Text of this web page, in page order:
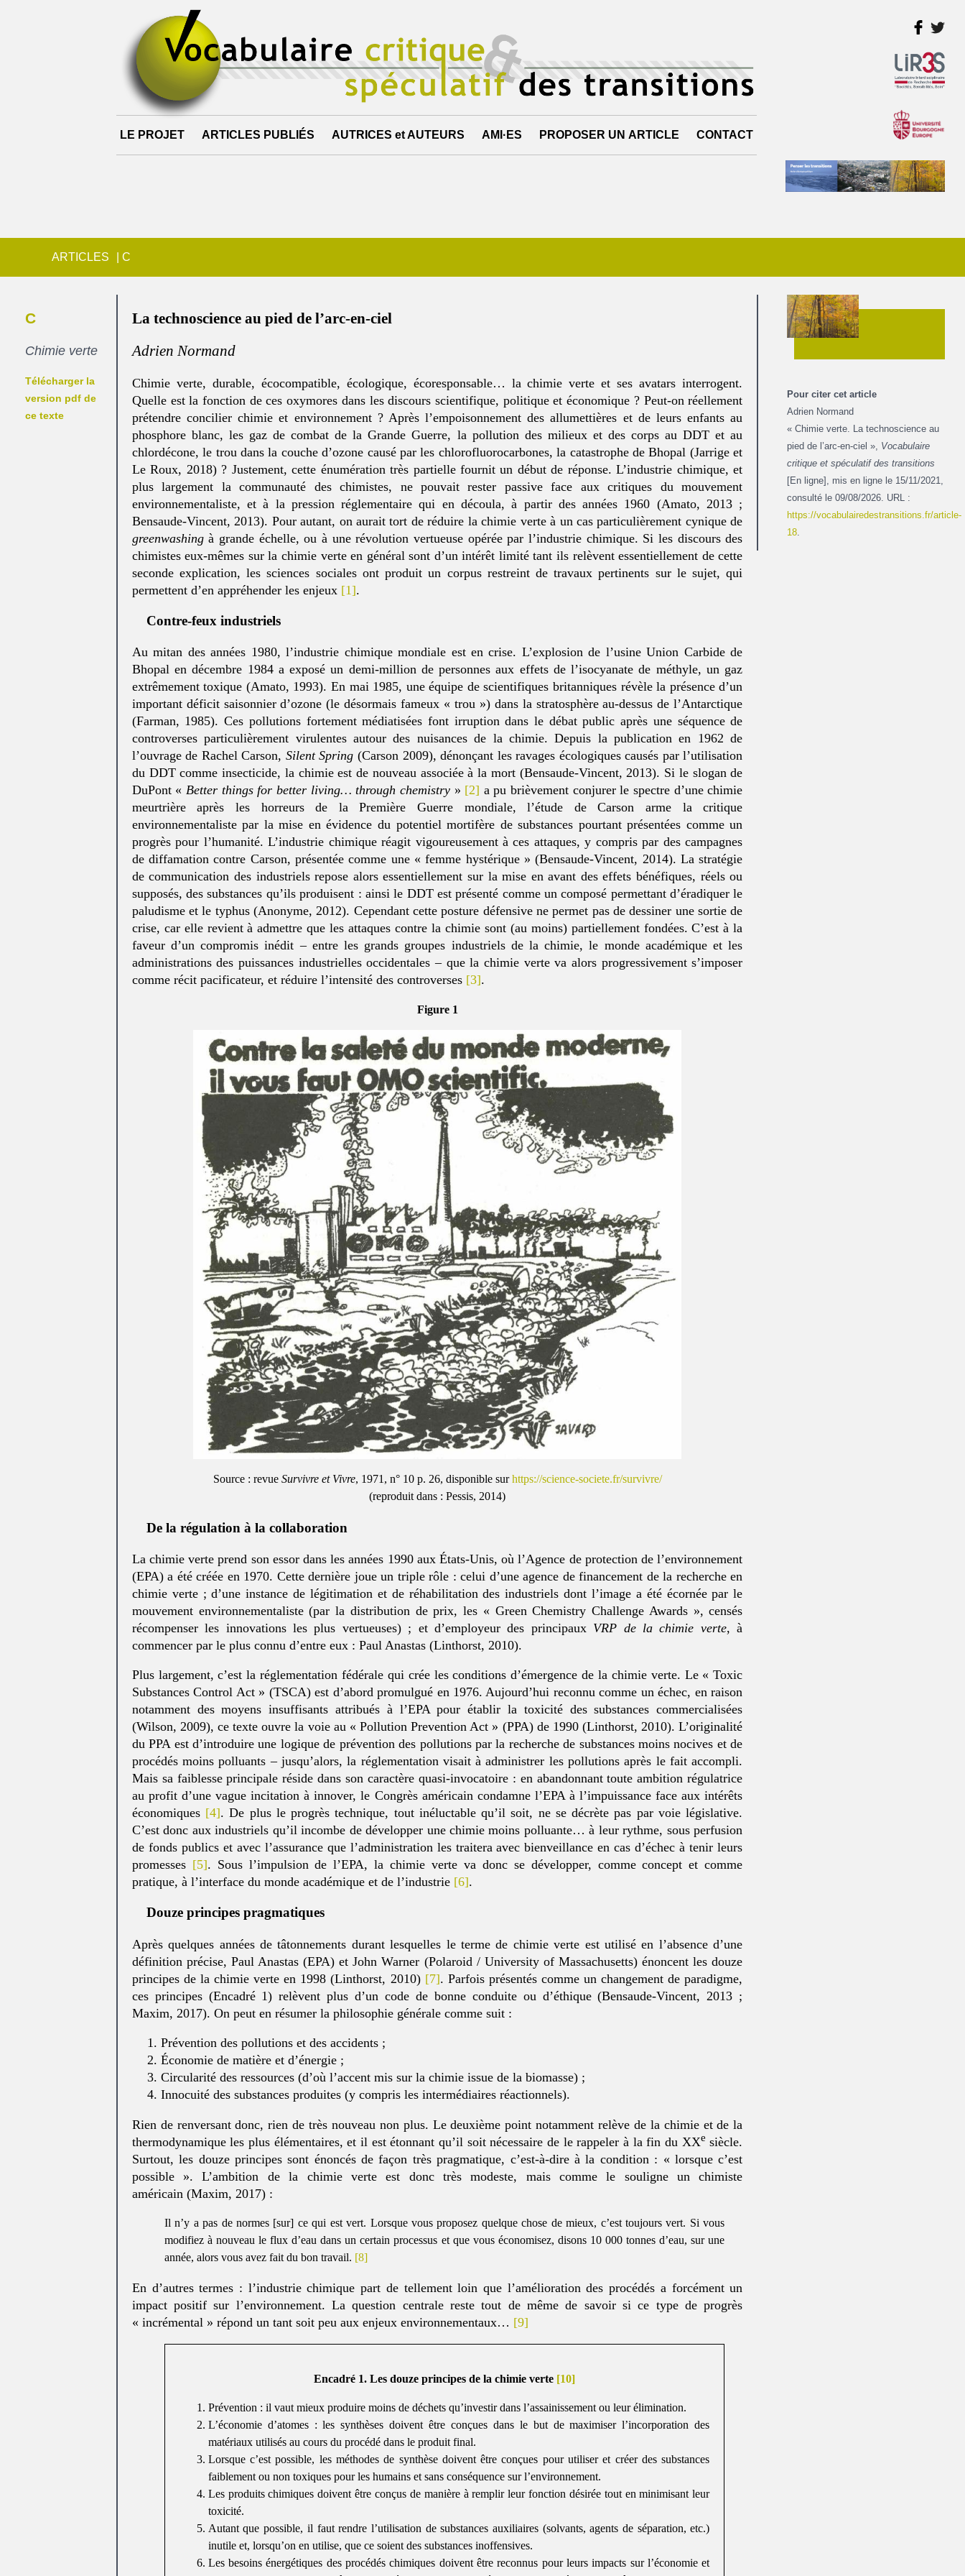
LE PROJET ARTICLES PUBLIÉS AUTRICES et AUTEURS AMI·ES PROPOSER UN ARTICLE CONTACT
ARTICLES |C
C
Chimie verte
Télécharger la
version pdf de
ce texte
La technoscience au pied de l’arc-en-ciel
Adrien Normand
Chimie verte, durable, écocompatible, écologique, écoresponsable… la chimie verte et ses avatars interrogent.
Quelle est la fonction de ces oxymores dans les discours scientifique, politique et économique ? Peut-on réellement
prétendre concilier chimie et environnement ? Après l’empoisonnement des allumettières et de leurs enfants au
phosphore blanc, les gaz de combat de la Grande Guerre, la pollution des milieux et des corps au DDT et au
chlordécone, le trou dans la couche d’ozone causé par les chlorofluorocarbones, la catastrophe de Bhopal (Jarrige et
Le Roux, 2018) ? Justement, cette énumération très partielle fournit un début de réponse. L’industrie chimique, et
plus largement la communauté des chimistes, ne pouvait rester passive face aux critiques du mouvement
environnementaliste, et à la pression réglementaire qui en découla, à partir des années 1960 (Amato, 2013 ;
Bensaude-Vincent, 2013). Pour autant, on aurait tort de réduire la chimie verte à un cas particulièrement cynique de
greenwashingà grande échelle, ou à une révolution vertueuse opérée par l’industrie chimique. Si les discours des
chimistes eux-mêmes sur la chimie verte en général sont d’un intérêt limité tant ils relèvent essentiellement de cette
seconde explication, les sciences sociales ont produit un corpus restreint de travaux pertinents sur le sujet, qui
permettent d’en appréhender les enjeux [1].
Contre-feux industriels
Au mitan des années 1980, l’industrie chimique mondiale est en crise. L’explosion de l’usine Union Carbide de
Bhopal en décembre 1984 a exposé un demi-million de personnes aux effets de l’isocyanate de méthyle, un gaz
extrêmement toxique (Amato, 1993). En mai 1985, une équipe de scientifiques britanniques révèle la présence d’un
important déficit saisonnier d’ozone (le désormais fameux « trou ») dans la stratosphère au-dessus de l’Antarctique
(Farman, 1985). Ces pollutions fortement médiatisées font irruption dans le débat public après une séquence de
controverses particulièrement virulentes autour des nuisances de la chimie. Depuis la publication en 1962 de
l’ouvrage de Rachel Carson, Silent Spring (Carson 2009), dénonçant les ravages écologiques causés par l’utilisation
du DDT comme insecticide, la chimie est de nouveau associée à la mort (Bensaude-Vincent, 2013). Si le slogan de
DuPont «Better things for better living… through chemistry» [2] a pu brièvement conjurer le spectre d’une chimie
meurtrière après les horreurs de la Première Guerre mondiale, l’étude de Carson arme la critique
environnementaliste par la mise en évidence du potentiel mortifère de substances pourtant présentées comme un
progrès pour l’humanité. L’industrie chimique réagit vigoureusement à ces attaques, y compris par des campagnes
de diffamation contre Carson, présentée comme une « femme hystérique » (Bensaude-Vincent, 2014). La stratégie
de communication des industriels repose alors essentiellement sur la mise en avant des effets bénéfiques, réels ou
supposés, des substances qu’ils produisent : ainsi le DDT est présenté comme un composé permettant d’éradiquer le
paludisme et le typhus (Anonyme, 2012). Cependant cette posture défensive ne permet pas de dessiner une sortie de
crise, car elle revient à admettre que les attaques contre la chimie sont (au moins) partiellement fondées. C’est à la
faveur d’un compromis inédit – entre les grands groupes industriels de la chimie, le monde académique et les
administrations des puissances industrielles occidentales – que la chimie verte va alors progressivement s’imposer
comme récit pacificateur, et réduire l’intensité des controverses [3].
Figure 1
Source : revue Survivre et Vivre, 1971, n° 10 p. 26, disponible surhttps://science-societe.fr/survivre/
(reproduit dans : Pessis, 2014)
De la régulation à la collaboration
La chimie verte prend son essor dans les années 1990 aux États-Unis, où l’Agence de protection de l’environnement
(EPA) a été créée en 1970. Cette dernière joue un triple rôle : celui d’une agence de financement de la recherche en
chimie verte ; d’une instance de légitimation et de réhabilitation des industriels dont l’image a été écornée par le
mouvement environnementaliste (par la distribution de prix, les « Green Chemistry Challenge Awards », censés
récompenser les innovations les plus vertueuses) ; et d’employeur des principaux VRP de la chimie verte, à
commencer par le plus connu d’entre eux : Paul Anastas (Linthorst, 2010).
Plus largement, c’est la réglementation fédérale qui crée les conditions d’émergence de la chimie verte. Le « Toxic
Substances Control Act » (TSCA) est d’abord promulgué en 1976. Aujourd’hui reconnu comme un échec, en raison
notamment des moyens insuffisants attribués à l’EPA pour établir la toxicité des substances commercialisées
(Wilson, 2009), ce texte ouvre la voie au « Pollution Prevention Act » (PPA) de 1990 (Linthorst, 2010). L’originalité
du PPA est d’introduire une logique de prévention des pollutions par la recherche de substances moins nocives et de
procédés moins polluants – jusqu’alors, la réglementation visait à administrer les pollutions après le fait accompli.
Mais sa faiblesse principale réside dans son caractère quasi-invocatoire : en abandonnant toute ambition régulatrice
au profit d’une vague incitation à innover, le Congrès américain condamne l’EPA à l’impuissance face aux intérêts
économiques [4]. De plus le progrès technique, tout inéluctable qu’il soit, ne se décrète pas par voie législative.
C’est donc aux industriels qu’il incombe de développer une chimie moins polluante… à leur rythme, sous perfusion
de fonds publics et avec l’assurance que l’administration les traitera avec bienveillance en cas d’échec à tenir leurs
promesses [5]. Sous l’impulsion de l’EPA, la chimie verte va donc se développer, comme concept et comme
pratique, à l’interface du monde académique et de l’industrie [6].
Douze principes pragmatiques
Après quelques années de tâtonnements durant lesquelles le terme de chimie verte est utilisé en l’absence d’une
définition précise, Paul Anastas (EPA) et John Warner (Polaroid / University of Massachusetts) énoncent les douze
principes de la chimie verte en 1998 (Linthorst, 2010) [7]. Parfois présentés comme un changement de paradigme,
ces principes (Encadré 1) relèvent plus d’un code de bonne conduite ou d’éthique (Bensaude-Vincent, 2013 ;
Maxim, 2017). On peut en résumer la philosophie générale comme suit :
Prévention des pollutions et des accidents ;
Économie de matière et d’énergie ;
Circularité des ressources (d’où l’accent mis sur la chimie issue de la biomasse) ;
Innocuité des substances produites (y compris les intermédiaires réactionnels).
Rien de renversant donc, rien de très nouveau non plus. Le deuxième point notamment relève de la chimie et de la
thermodynamique les plus élémentaires, et il est étonnant qu’il soit nécessaire de le rappeler à la fin du XXe siècle.
Surtout, les douze principes sont énoncés de façon très pragmatique, c’est-à-dire à la condition : « lorsque c’est
possible ». L’ambition de la chimie verte est donc très modeste, mais comme le souligne un chimiste
américain (Maxim, 2017) :
Il n’y a pas de normes [sur] ce qui est vert. Lorsque vous proposez quelque chose de mieux, c’est toujours vert. Si vous
modifiez à nouveau le flux d’eau dans un certain processus et que vous économisez, disons 10 000 tonnes d’eau, sur une
année, alors vous avez fait du bon travail. [8]
En d’autres termes : l’industrie chimique part de tellement loin que l’amélioration des procédés a forcément un
impact positif sur l’environnement. La question centrale reste tout de même de savoir si ce type de progrès
« incrémental » répond un tant soit peu aux enjeux environnementaux… [9]
Encadré 1. Les douze principes de la chimie verte [10]
Prévention : il vaut mieux produire moins de déchets qu’investir dans l’assainissement ou leur élimination.
L’économie d’atomes : les synthèses doivent être conçues dans le but de maximiser l’incorporation des
matériaux utilisés au cours du procédé dans le produit final.
Lorsque c’est possible, les méthodes de synthèse doivent être conçues pour utiliser et créer des substances
faiblement ou non toxiques pour les humains et sans conséquence sur l’environnement.
Les produits chimiques doivent être conçus de manière à remplir leur fonction désirée tout en minimisant leur
toxicité.
Autant que possible, il faut rendre l’utilisation de substances auxiliaires (solvants, agents de séparation, etc.)
inutile et, lorsqu’on en utilise, que ce soient des substances inoffensives.
Les besoins énergétiques des procédés chimiques doivent être reconnus pour leurs impacts sur l’économie et
Pour citer cet article
Adrien Normand
« Chimie verte. La technoscience au
pied de l’arc-en-ciel », Vocabulaire
critique et spéculatif des transitions
[En ligne], mis en ligne le 15/11/2021,
consulté le 09/08/2026. URL :
https://vocabulairedestransitions.fr/article-
18.